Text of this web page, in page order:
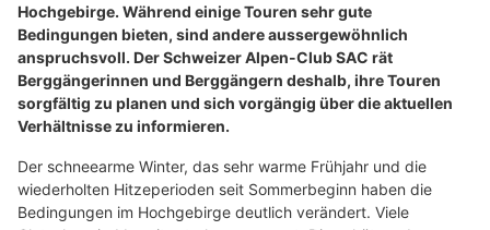
Hochgebirge. Während einige Touren sehr gute
Bedingungen bieten, sind andere aussergewöhnlich
anspruchsvoll. Der Schweizer Alpen-Club SAC rät
Berggängerinnen und Berggängern deshalb, ihre Touren
sorgfältig zu planen und sich vorgängig über die aktuellen
Verhältnisse zu informieren.
Der schneearme Winter, das sehr warme Frühjahr und die
wiederholten Hitzeperioden seit Sommerbeginn haben die
Bedingungen im Hochgebirge deutlich verändert. Viele